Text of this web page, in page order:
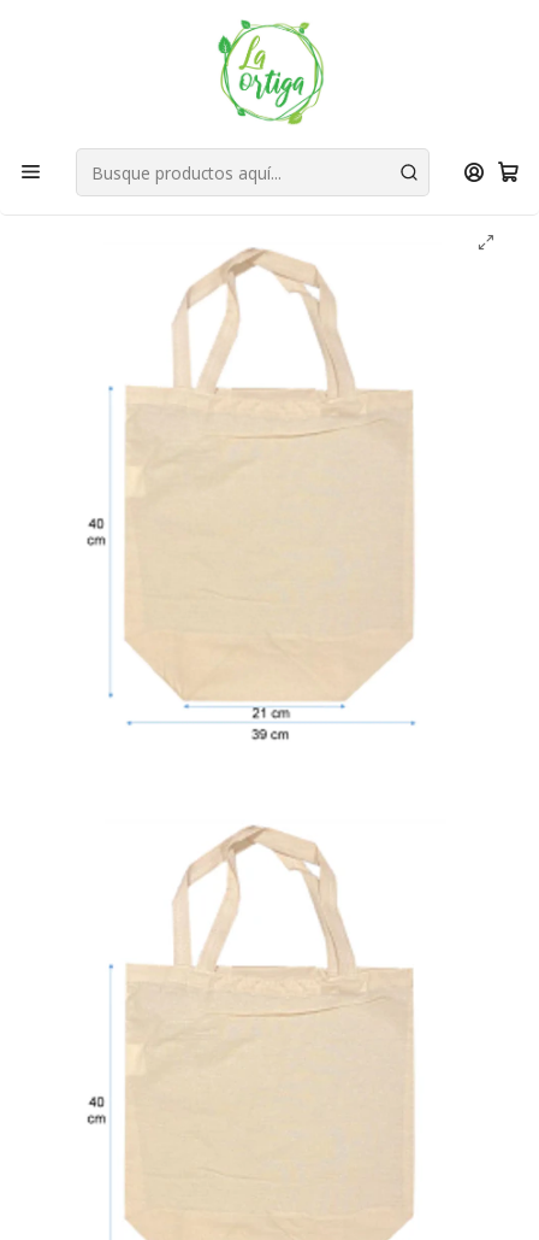
Bienvenid@s a quienes quieren un planeta más verde...
Nuestra Misión
Productos Hogar
Bolsas Reutilizables
👜 Buena Vibra Bags: Bolsas reutilizables con impacto
positivo